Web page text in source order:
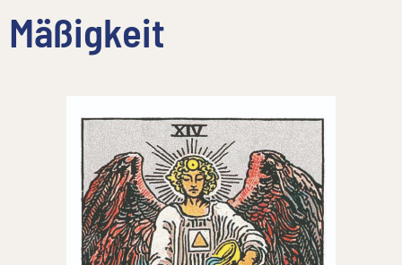
Mäßigkeit